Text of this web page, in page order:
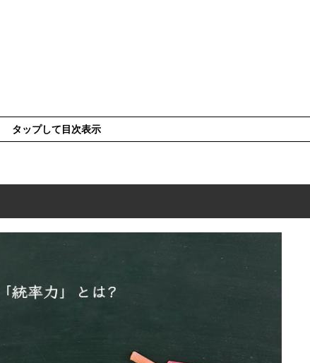
タップして目次表示
と解釈
た例文と意味を解釈